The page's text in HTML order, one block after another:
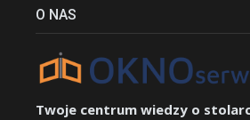
O NAS
Twoje centrum wiedzy o